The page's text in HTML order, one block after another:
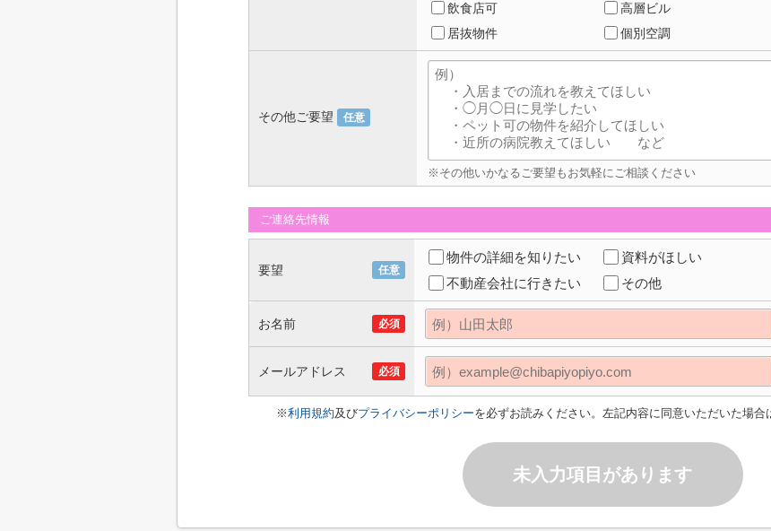
飲食店可
高層ビル
居抜物件
個別空調
その他ご要望 任意
※その他いかなるご要望もお気軽にご相談ください
ご連絡先情報
要望 任意
物件の詳細を知りたい 資料がほしい
不動産会社に行きたい
その他
お名前 必須
メールアドレス 必須
※利用規約及びプライバシーポリシーを必ずお読みください。左記内容に同意いただいた場合
未入力項目があります